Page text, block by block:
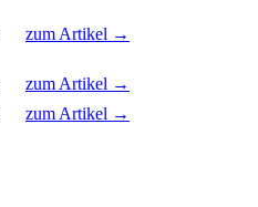
zum Artikel →
zum Artikel →
zum Artikel →